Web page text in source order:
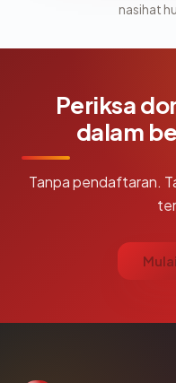
nasihat
Periksa
dalam
Tanpa pendaftaran.